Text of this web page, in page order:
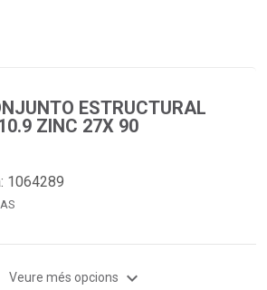
ESTRUCTURAL
ZINC 27X 90
1064289
Veure més opcions expand_more